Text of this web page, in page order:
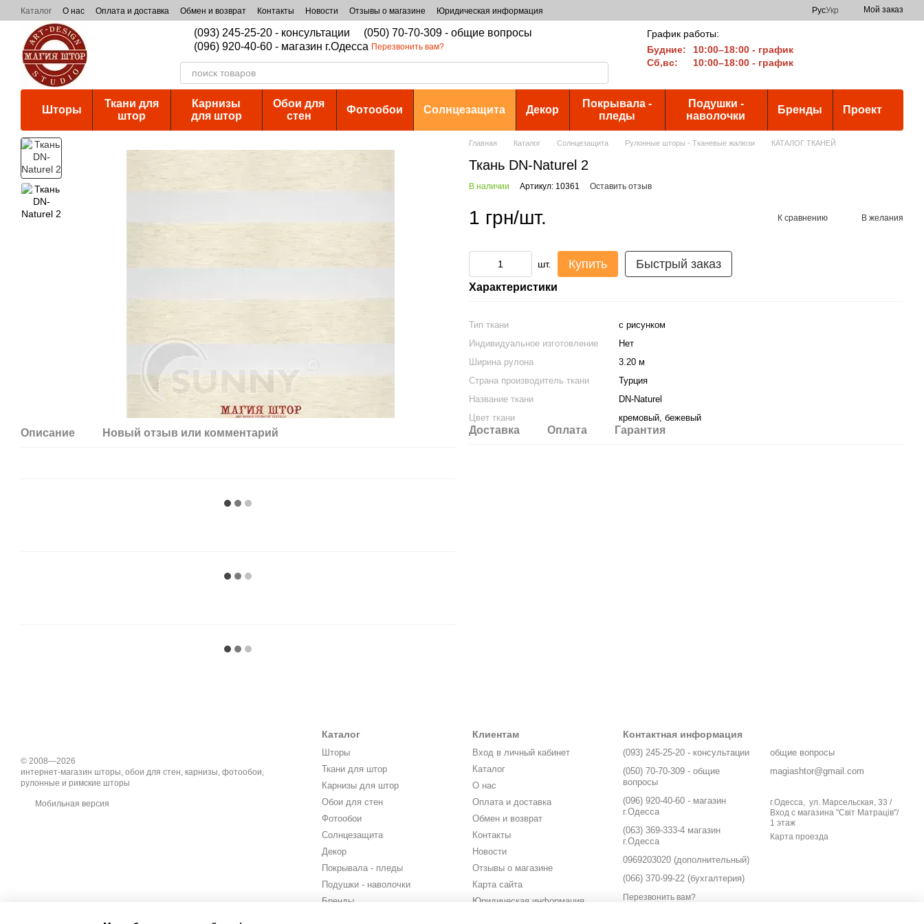
Перейти к основному контенту
Каталог О нас Оплата и доставка Обмен и возврат Контакты Новости Отзывы о магазине Юридическая информация РусУкр Мой заказ
(093) 245-25-20 - консультации
(050) 70-70-309 - общие вопросы
(096) 920-40-60 - магазин г.Одесса Перезвонить вам?
График работы:
Будние:
10:00–18:00 - график
Сб,вс:
10:00–18:00 - график
Шторы
Ткани для
штор
Карнизы
для штор
Обои для
стен
Фотообои Солнцезащита Декор
Покрывала -
пледы
Подушки -
наволочки
Бренды Проект
Описание Новый отзыв или комментарий
Главная Каталог Солнцезащита Рулонные шторы - Тканевые жалюзи КАТАЛОГ ТКАНЕЙ
Ткань DN-Naturel 2
В наличии Артикул: 10361 Оставить отзыв
1 грн/шт. К сравнению В желания
шт. Купить Быстрый заказ
Характеристики
Тип ткани
с рисунком
Индивидуальное изготовление
Нет
Ширина рулона
3.20 м
Страна производитель ткани
Турция
Название ткани
DN-Naturel
Цвет ткани
кремовый, бежевый
Доставка Оплата Гарантия
© 2008—2026
интернет-магазин шторы, обои для стен, карнизы, фотообои,
рулонные и римские шторы
Мобильная версия
Каталог
Шторы
Ткани для штор
Карнизы для штор
Обои для стен
Фотообои
Солнцезащита
Декор
Покрывала - пледы
Подушки - наволочки
Бренды
Клиентам
Вход в личный кабинет
Каталог
О нас
Оплата и доставка
Обмен и возврат
Контакты
Новости
Отзывы о магазине
Карта сайта
Юридическая информация
Контактная информация
(093) 245-25-20 - консультации
(050) 70-70-309 - общие
вопросы
(096) 920-40-60 - магазин
г.Одесса
(063) 369-333-4 магазин
г.Одесса
0969203020 (дополнительный)
(066) 370-99-22 (бухгалтерия)
Перезвонить вам?
общие вопросы
magiashtor@gmail.com
г.Одесса, ул. Марсельская, 33 /
Вход с магазина "Світ Матраців"/
1 этаж
Карта проезда